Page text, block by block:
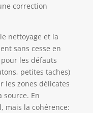
correction
nettoyage et la
sans cesse en
les défauts
petites taches)
les zones délicates
source. En
mais la cohérence: